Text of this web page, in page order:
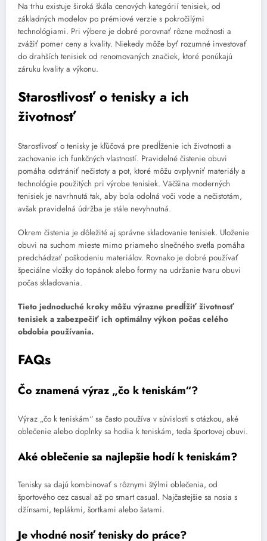
Na trhu existuje široká škála cenových kategórií tenisiek, od
základných modelov po prémiové verzie s pokročilými
technológiami. Pri výbere je dobré porovnať rôzne možnosti a
zvážiť pomer ceny a kvality. Niekedy môže byť rozumné investovať
do drahších tenisiek od renomovaných značiek, ktoré ponúkajú
záruku kvality a výkonu.
Starostlivosť o tenisky a ich
životnosť
Starostlivosť o tenisky je kľúčová pre predĺženie ich životnosti a
zachovanie ich funkčných vlastností. Pravidelné čistenie obuvi
pomáha odstrániť nečistoty a pot, ktoré môžu ovplyvniť materiály a
technológie použitých pri výrobe tenisiek. Väčšina moderných
tenisiek je navrhnutá tak, aby bola odolná voči vode a nečistotám,
avšak pravidelná údržba je stále nevyhnutná.
Okrem čistenia je dôležité aj správne skladovanie tenisiek. Uloženie
obuvi na suchom mieste mimo priameho slnečného svetla pomáha
predchádzať poškodeniu materiálov. Rovnako je dobré používať
špeciálne vložky do topánok alebo formy na udržanie tvaru obuvi
počas skladovania.
Tieto jednoduché kroky môžu výrazne predĺžiť životnosť
tenisiek a zabezpečiť ich optimálny výkon počas celého
obdobia používania.
FAQs
Čo znamená výraz „čo k teniskám“?
Výraz „čo k teniskám“ sa často používa v súvislosti s otázkou, aké
oblečenie alebo doplnky sa hodia k teniskám, teda športovej obuvi.
Aké oblečenie sa najlepšie hodí k teniskám?
Tenisky sa dajú kombinovať s rôznymi štýlmi oblečenia, od
športového cez casual až po smart casual. Najčastejšie sa nosia s
džínsami, teplákmi, šortkami alebo šatami.
Je vhodné nosiť tenisky do práce?